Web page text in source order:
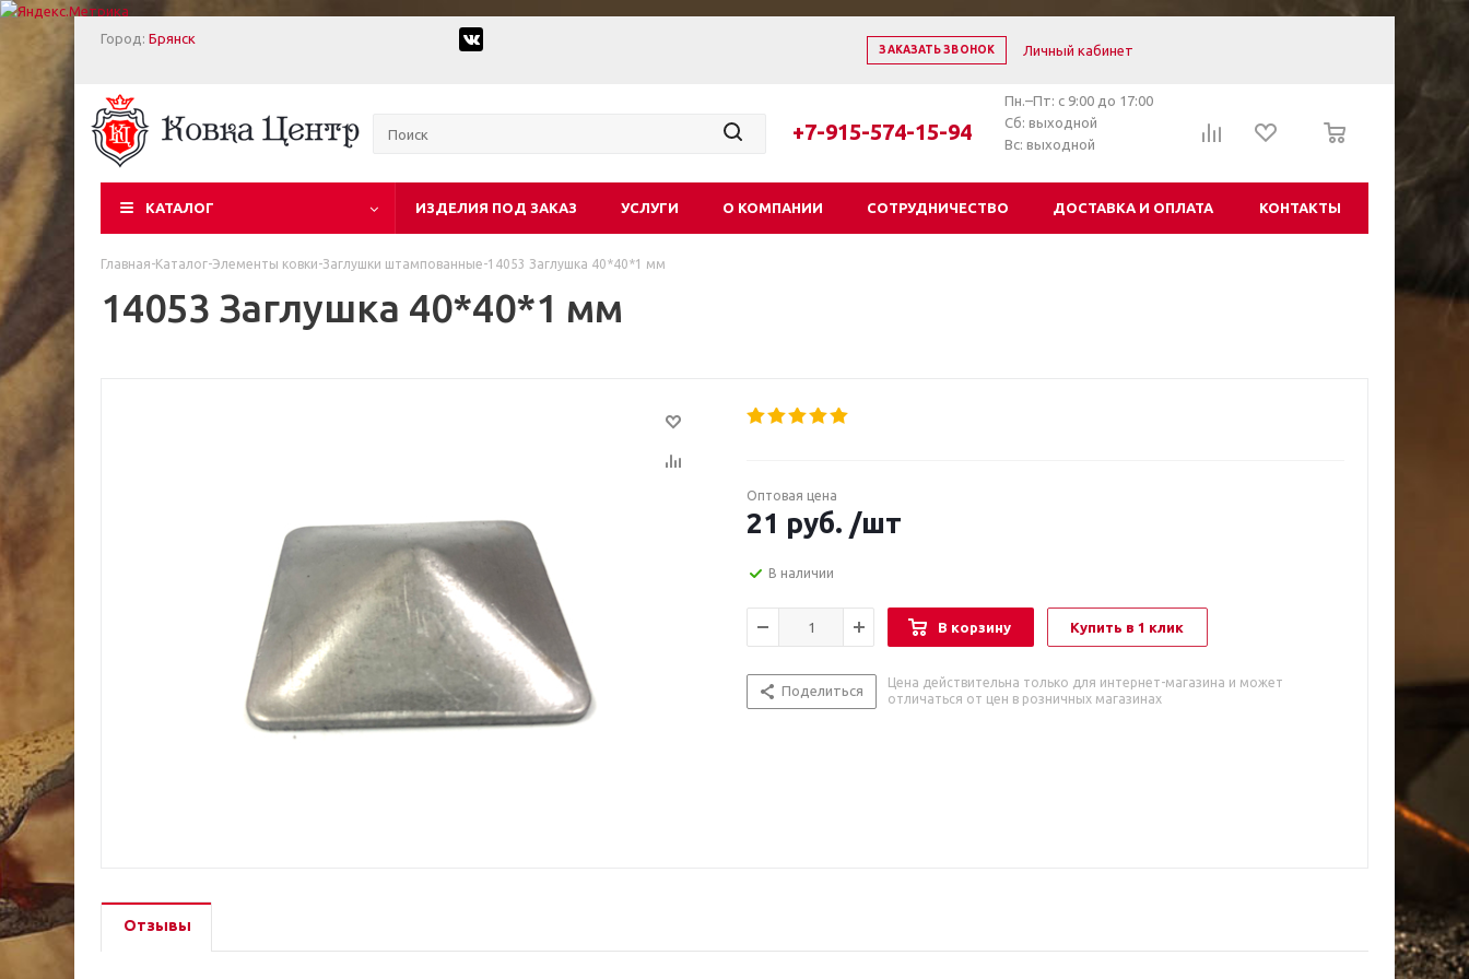
Город: Брянск
ЗАКАЗАТЬ ЗВОНОК Личный кабинет
+7-915-574-15-94
Пн.–Пт: с 9:00 до 17:00
Сб: выходной
Вс: выходной
КАТАЛОГ ИЗДЕЛИЯ ПОД ЗАКАЗ УСЛУГИ О КОМПАНИИ СОТРУДНИЧЕСТВО ДОСТАВКА И ОПЛАТА КОНТАКТЫ
Главная-Каталог-Элементы ковки-Заглушки штампованные-14053 Заглушка 40*40*1 мм
14053 Заглушка 40*40*1 мм
Оптовая цена
21 руб. /шт
В наличии
В корзину Купить в 1 клик
Поделиться
Цена действительна только для интернет-магазина и может
отличаться от цен в розничных магазинах
Отзывы